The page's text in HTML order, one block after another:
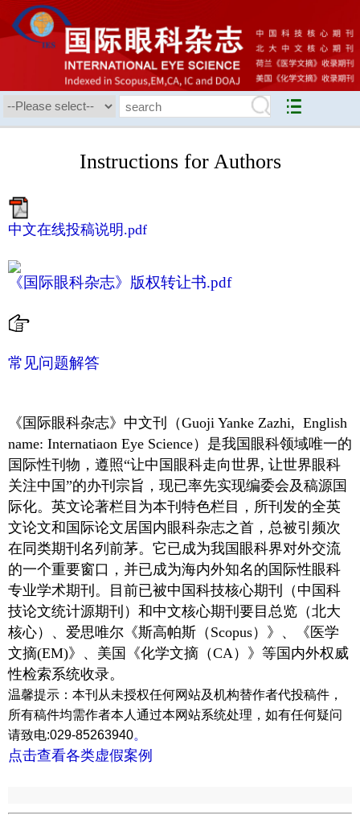
Instructions for Authors
中文在线投稿说明.pdf
《国际眼科杂志》版权转让书.pdf
常见问题解答
《国际眼科杂志》中文刊（Guoji Yanke Zazhi, English
name: Internatiaon Eye Science） 是我国眼科领域唯一的
国际性刊物，遵照“让中国眼科走向世界, 让世界眼科
关注中国”的办刊宗旨，现已率先实现编委会及稿源国
际化。英文论著栏目为本刊特色栏目，所刊发的全英
文论文和国际论文居国内眼科杂志之首，总被引频次
在同类期刊名列前茅。它已成为我国眼科界对外交流
的一个重要窗口，并已成为海内外知名的国际性眼科
专业学术期刊。目前已被中国科技核心期刊（中国科
技论文统计源期刊）和中文核心期刊要目总览（北大
核心） 、爱思唯尔《斯高帕斯（Scopus）》、《医学
文摘(EM)》、美国《化学文摘（CA）》等国内外权威
性检索系统收录。
温馨提示 ： 本刊从未授权任何网站及机构替作者代投稿件，
所有稿件均需作者本人通过本网站系统处理，如有任何疑问
请致电:029-85263940。
点击查看各类虚假案例